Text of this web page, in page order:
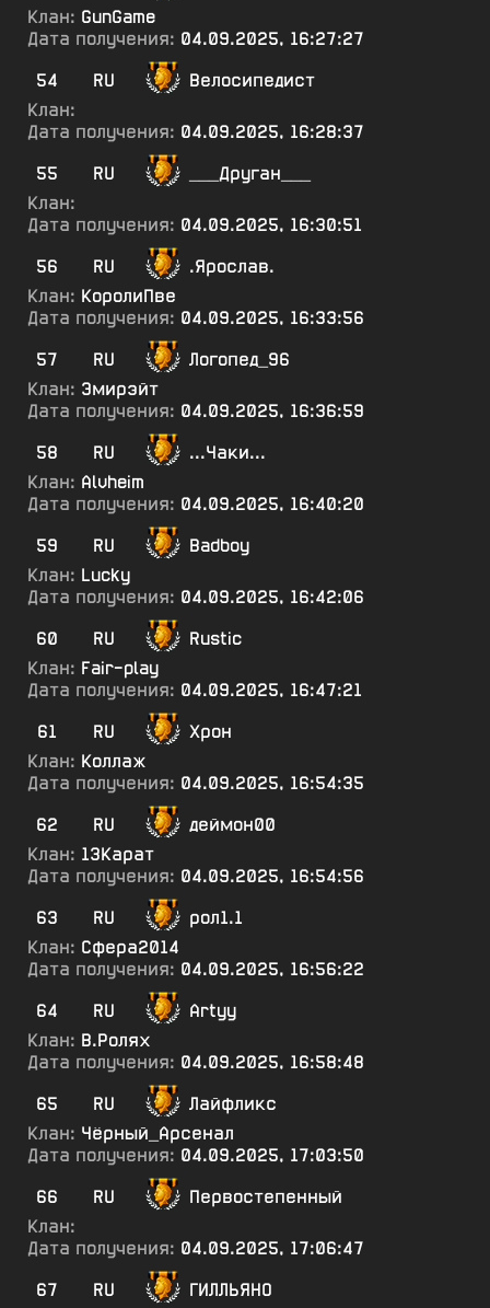
Клан: GunGame
Дата получения: 04.09.2025, 16:27:27
54
RU
Велосипедист
Клан:
Дата получения: 04.09.2025, 16:28:37
55
RU
___Друган___
Клан:
Дата получения: 04.09.2025, 16:30:51
56
RU
.Ярослав.
Клан: КоролиПве
Дата получения: 04.09.2025, 16:33:56
57
RU
Логопед_96
Клан: Эмирэйт
Дата получения: 04.09.2025, 16:36:59
58
RU
...Чаки...
Клан: Alvheim
Дата получения: 04.09.2025, 16:40:20
59
RU
Badboy
Клан: Lucky
Дата получения: 04.09.2025, 16:42:06
60
RU
Rustic
Клан: Fair-play
Дата получения: 04.09.2025, 16:47:21
61
RU
Хрон
Клан: Коллаж
Дата получения: 04.09.2025, 16:54:35
62
RU
деймон00
Клан: 13Карат
Дата получения: 04.09.2025, 16:54:56
63
RU
рол1.1
Клан: Сфера2014
Дата получения: 04.09.2025, 16:56:22
64
RU
Artyy
Клан: В.Ролях
Дата получения: 04.09.2025, 16:58:48
65
RU
Лайфликс
Клан: Чёрный_Арсенал
Дата получения: 04.09.2025, 17:03:50
66
RU
Первостепенный
Клан:
Дата получения: 04.09.2025, 17:06:47
67
RU ГИЛЛЬЯНО